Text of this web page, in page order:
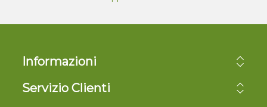
Informazioni
Servizio Clienti